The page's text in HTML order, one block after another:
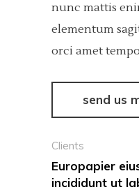
nunc mattis
elementum
orci amet
send us
Clients
Europapier
incididunt ut